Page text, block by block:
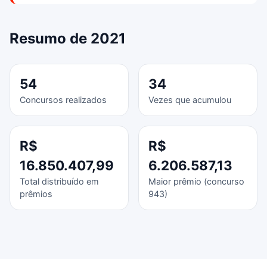
Resumo de 2021
54
Concursos realizados
34
Vezes que acumulou
R$
16.850.407,99
Total distribuído em
prêmios
R$
6.206.587,13
Maior prêmio (concurso
943)